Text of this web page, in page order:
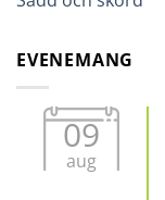
EVENEMANG
09
aug